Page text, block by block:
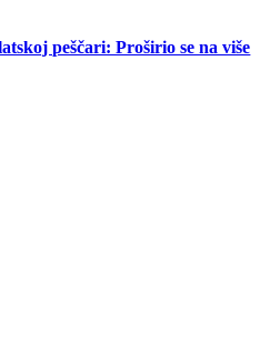
peščari: Proširio se na više